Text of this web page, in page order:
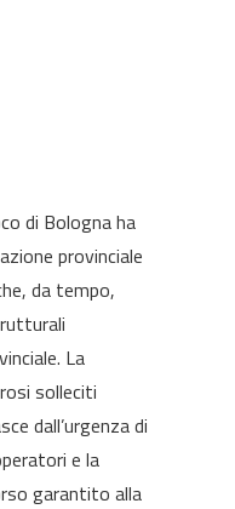
di Bologna ha
provinciale
da tempo,
La
solleciti
dall’urgenza di
e la
garantito alla